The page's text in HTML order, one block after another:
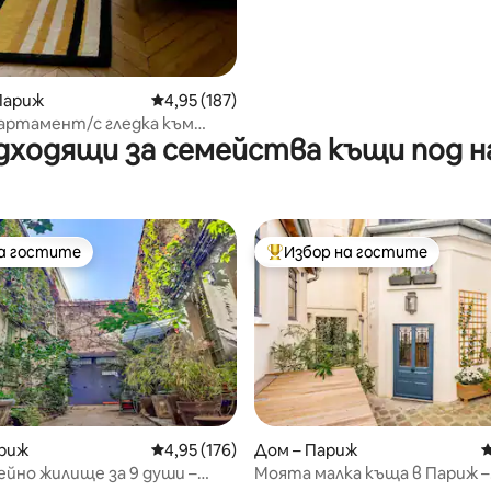
Средна оценка: 4,95 от 5, 187 отзива
4,95 (187)
с гледка към
кула
за семейства къщи под
5, 133 отзива
гостите
гостите
Средна оценка: 4,95 от 5, 176 отзива
4,95 (176)
жилище за 9 души –
Най-популярен избор на
Избор на гостите
Дом – Париж
Моята малка къща в Париж –